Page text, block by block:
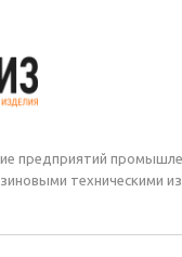
предприятий
техническими